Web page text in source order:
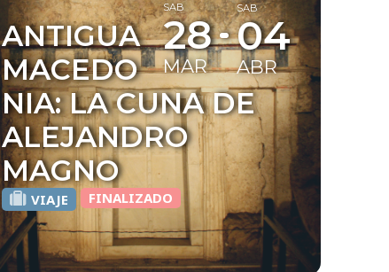
SAB
28
MAR
SAB
04
ABR
ANTIGUA
MACEDO
NIA: LA CUNA DE
ALEJANDRO
MAGNO
VIAJE FINALIZADO